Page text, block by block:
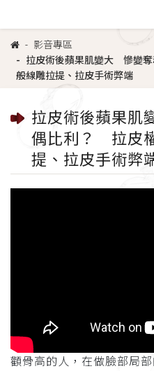
影音專區
拉皮術後蘋果肌變大 慘變
般線雕拉提、拉皮手術弊端
拉皮術後蘋果
偶比利？ 拉皮
提、拉皮手術弊
顴骨高的人，在做臉部局